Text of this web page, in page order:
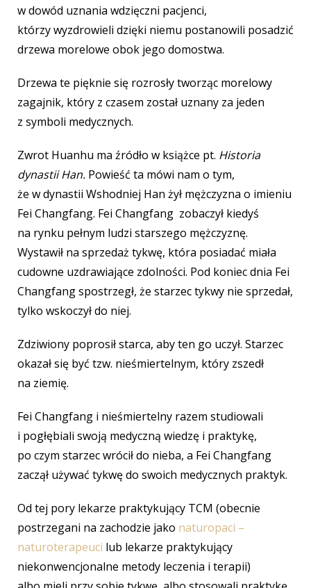
w dowód uznania wdzięczni pacjenci,
którzy wyzdrowieli dzięki niemu postanowili posadzić
drzewa morelowe obok jego domostwa.
Drzewa te pięknie się rozrosły tworząc morelowy
zagajnik, który z czasem został uznany za jeden
z symboli medycznych.
Zwrot Huanhu ma źródło w książce pt. Historia
dynastii Han. Powieść ta mówi nam o tym,
że w dynastii Wshodniej Han żył mężczyzna o imieniu
Fei Changfang. Fei Changfang zobaczył kiedyś
na rynku pełnym ludzi starszego mężczyznę.
Wystawił na sprzedaż tykwę, która posiadać miała
cudowne uzdrawiające zdolności. Pod koniec dnia Fei
Changfang spostrzegł, że starzec tykwy nie sprzedał,
tylko wskoczył do niej.
Zdziwiony poprosił starca, aby ten go uczył. Starzec
okazał się być tzw. nieśmiertelnym, który zszedł
na ziemię.
Fei Changfang i nieśmiertelny razem studiowali
i pogłębiali swoją medyczną wiedzę i praktykę,
po czym starzec wrócił do nieba, a Fei Changfang
zaczął używać tykwę do swoich medycznych praktyk.
Od tej pory lekarze praktykujący TCM (obecnie
postrzegani na zachodzie jako naturopaci –
naturoterapeuci lub lekarze praktykujący
niekonwencjonalne metody leczenia i terapii)